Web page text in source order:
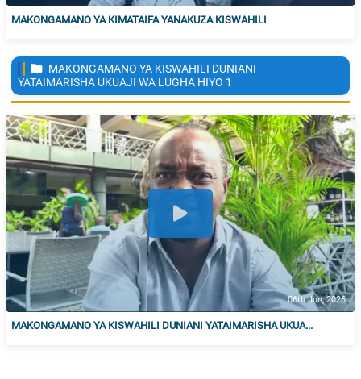
MAKONGAMANO YA KIMATAIFA YANAKUZA KISWAHILI
MAKONGAMANO YA KISWAHILI DUNIANI
YATAIMARISHA UKUAJI WA LUGHA HIYO 1
06th Jun, 2026
MAKONGAMANO YA KISWAHILI DUNIANI YATAIMARISHA UKUA...